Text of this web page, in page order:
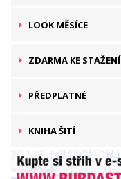
LOOK MĚSÍCE
ZDARMA KE STAŽENÍ
PŘEDPLATNÉ
KNIHA ŠITÍ